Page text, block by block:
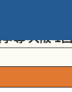
奪 大阪 1